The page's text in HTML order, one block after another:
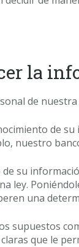
la
de
de
nuestro
su
ley.
una
supuestos
que le